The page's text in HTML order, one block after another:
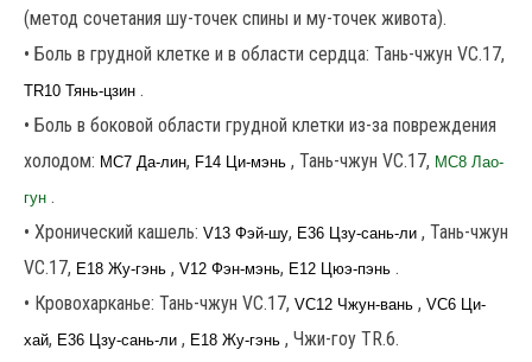
(метод сочетания шу-точек спины и му-точек живота).
• Боль в грудной клетке и в области сердца: Тань-чжун VC.17,
TR10 Тянь-цзин .
• Боль в боковой области грудной клетки из-за повреждения
холодом: MC7 Да-лин, F14 Ци-мэнь , Тань-чжун VC.17, MC8 Лао-
гун .
• Хронический кашель: V13 Фэй-шу, E36 Цзу-сань-ли , Тань-чжун
VC.17, E18 Жу-гэнь , V12 Фэн-мэнь, Е12 Цюэ-пэнь .
• Кровохарканье: Тань-чжун VC.17, VC12 Чжун-вань , VC6 Ци-
хай, E36 Цзу-сань-ли , E18 Жу-гэнь , Чжи-гоу ТR.6.